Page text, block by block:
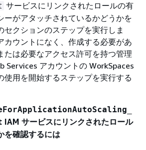
サービスにリンクされたロールの有
ーがアタッチされているかどうかを
セクションのステップを実行しま
カウントになく、作成する必要があ
たは必要なアクセス許可を持つ管理
Services アカウントの WorkSpaces
使用を開始するステップを実行する
IAM サービスにリンクされたロール
を確認するには